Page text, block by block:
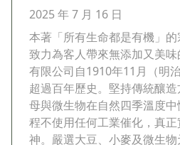
2025 年 7 月 16 日
本著「所有生命都是有機」
致力為客人帶來無添加又美
有限公司自1910年11月（明
超過百年歷史。堅持傳統釀
母與微生物在自然四季溫度
程不使用任何工業催化，真
神。嚴選大豆、小麥及微生